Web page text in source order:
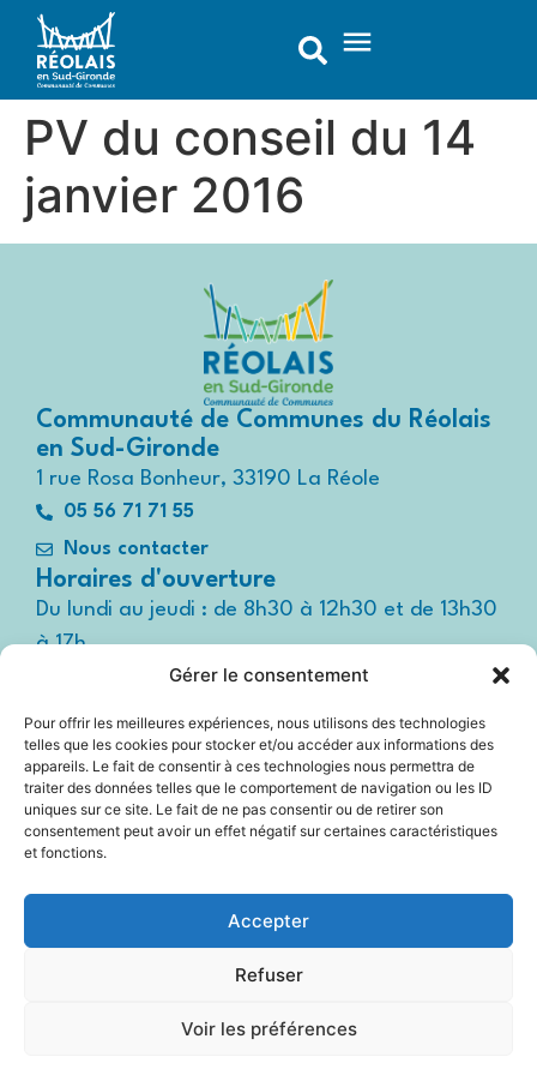
Gérer le consentement
Pour offrir les meilleures expériences, nous utilisons des technologies
telles que les cookies pour stocker et/ou accéder aux informations des
appareils. Le fait de consentir à ces technologies nous permettra de
traiter des données telles que le comportement de navigation ou les ID
uniques sur ce site. Le fait de ne pas consentir ou de retirer son
consentement peut avoir un effet négatif sur certaines caractéristiques
et fonctions.
Accepter
Refuser
Voir les préférences
principal
PV du conseil du 14
janvier 2016
Communauté de Communes du Réolais
en Sud-Gironde
1 rue Rosa Bonheur, 33190 La Réole
05 56 71 71 55
Nous contacter
Horaires d'ouverture
Du lundi au jeudi : de 8h30 à 12h30 et de 13h30
à 17h
Le vendredi : de 8h30 à 12h30 et de 13h30 à
Suivez-nous !
Espace
presse
Mentions légales
Plan du site
Politique Cookies (UE)